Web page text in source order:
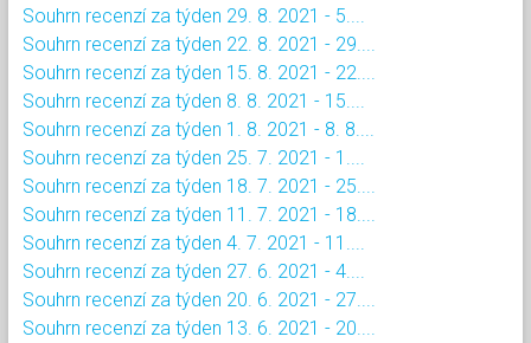
Souhrn recenzí za týden 29. 8. 2021 - 5....
Souhrn recenzí za týden 22. 8. 2021 - 29....
Souhrn recenzí za týden 15. 8. 2021 - 22....
Souhrn recenzí za týden 8. 8. 2021 - 15....
Souhrn recenzí za týden 1. 8. 2021 - 8. 8....
Souhrn recenzí za týden 25. 7. 2021 - 1....
Souhrn recenzí za týden 18. 7. 2021 - 25....
Souhrn recenzí za týden 11. 7. 2021 - 18....
Souhrn recenzí za týden 4. 7. 2021 - 11....
Souhrn recenzí za týden 27. 6. 2021 - 4....
Souhrn recenzí za týden 20. 6. 2021 - 27....
Souhrn recenzí za týden 13. 6. 2021 - 20....